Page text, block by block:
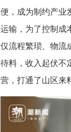
便，成为制约产业
运输，为了控制成
仅流程繁琐、物流
待料，收入起伏不
营，打通了山区来